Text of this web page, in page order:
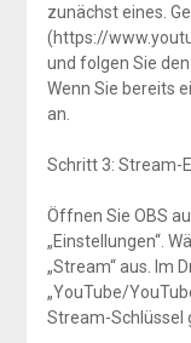
zunächst eines.
(https://
und folgen Sie
Wenn Sie bereits
an.
Schritt 3: Stream-
Öffnen Sie OBS
„Einstellungen“.
„Stream“ aus. Im
„YouTube/
Stream-Schlüssel